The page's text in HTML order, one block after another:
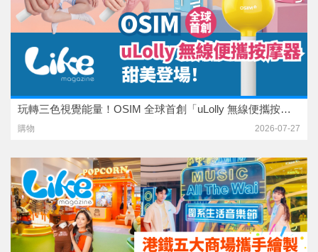
玩轉三色視覺能量！OSIM 全球首創「uLolly 無線便攜按摩器」甜美登場！
購物 2026-07-27